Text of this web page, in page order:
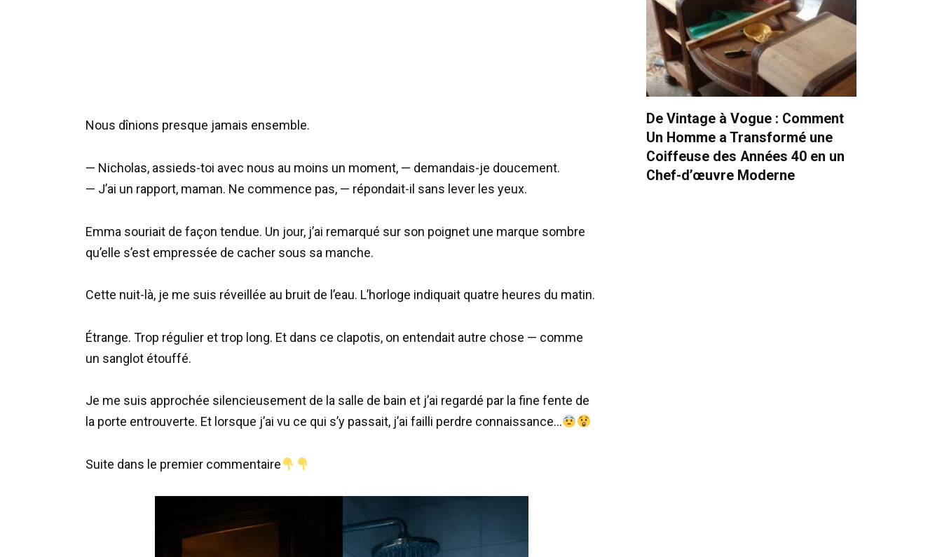
Nous dînions presque jamais ensemble.
— Nicholas, assieds-toi avec nous au moins un moment, — demandais-je doucement.
— J’ai un rapport, maman. Ne commence pas, — répondait-il sans lever les yeux.
Emma souriait de façon tendue. Un jour, j’ai remarqué sur son poignet une marque sombre
qu’elle s’est empressée de cacher sous sa manche.
Cette nuit-là, je me suis réveillée au bruit de l’eau. L’horloge indiquait quatre heures du matin.
Étrange. Trop régulier et trop long. Et dans ce clapotis, on entendait autre chose — comme
un sanglot étouffé.
Je me suis approchée silencieusement de la salle de bain et j’ai regardé par la fine fente de
la porte entrouverte. Et lorsque j’ai vu ce qui s’y passait, j’ai failli perdre connaissance…
Suite dans le premier commentaire
De Vintage à Vogue : Comment
Un Homme a Transformé une
Coiffeuse des Années 40 en un
Chef-d’œuvre Moderne